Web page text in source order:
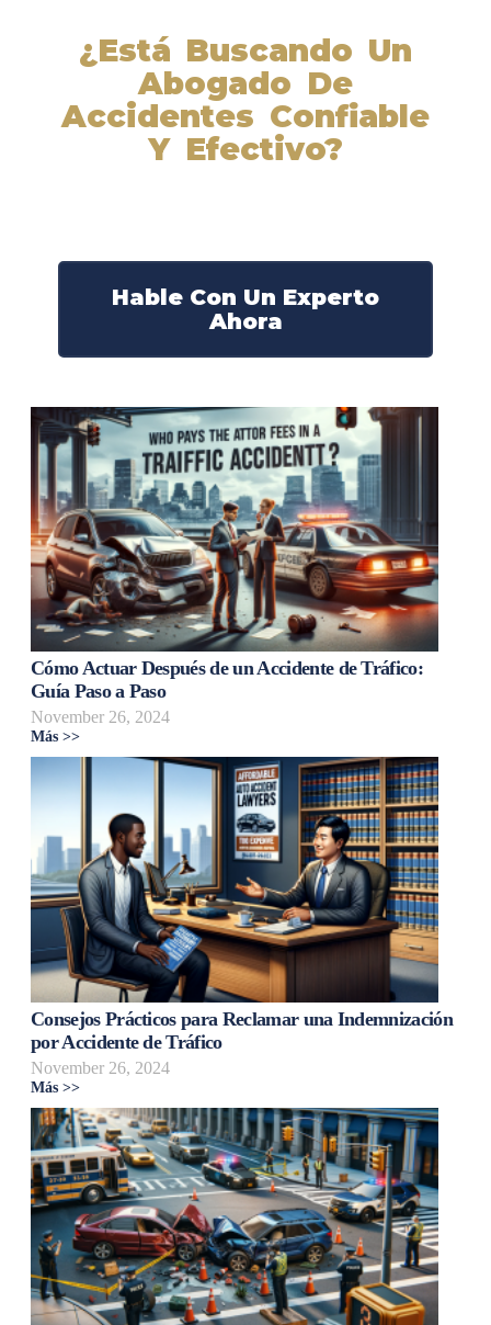
¿Está Buscando Un
Abogado De
Accidentes Confiable
Y Efectivo?
Hable Con Un Experto
Ahora
Cómo Actuar Después de un Accidente de Tráfico:
Guía Paso a Paso
November 26, 2024
Más >>
Consejos Prácticos para Reclamar una Indemnización
por Accidente de Tráfico
November 26, 2024
Más >>